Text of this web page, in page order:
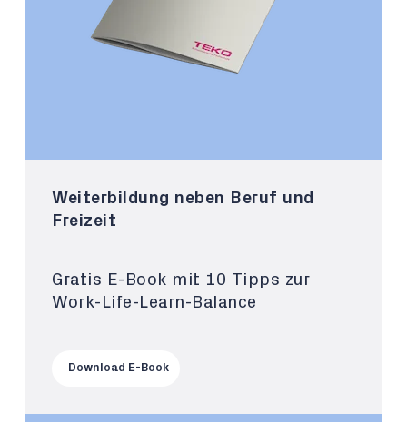
Weiterbildung neben Beruf und
Freizeit
Gratis E-Book mit 10 Tipps zur
Work-Life-Learn-Balance
Download E-Book